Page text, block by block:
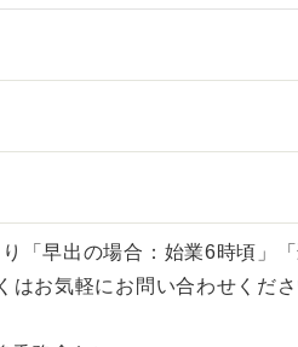
「早出の場合：始業6時頃」
お気軽にお問い合わせくださ